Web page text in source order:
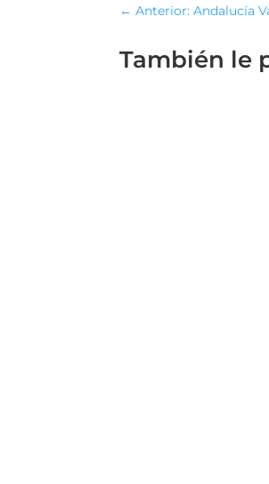
←Anterior: Andalucía
También le